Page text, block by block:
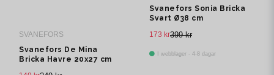
SVANEFORS
Svanefors De Mina
Bricka Havre 20x27 cm
Svanefors Sonia Bricka
Svart Ø38 cm
399 kr
173 kr
I webblager - 4-8 dagar